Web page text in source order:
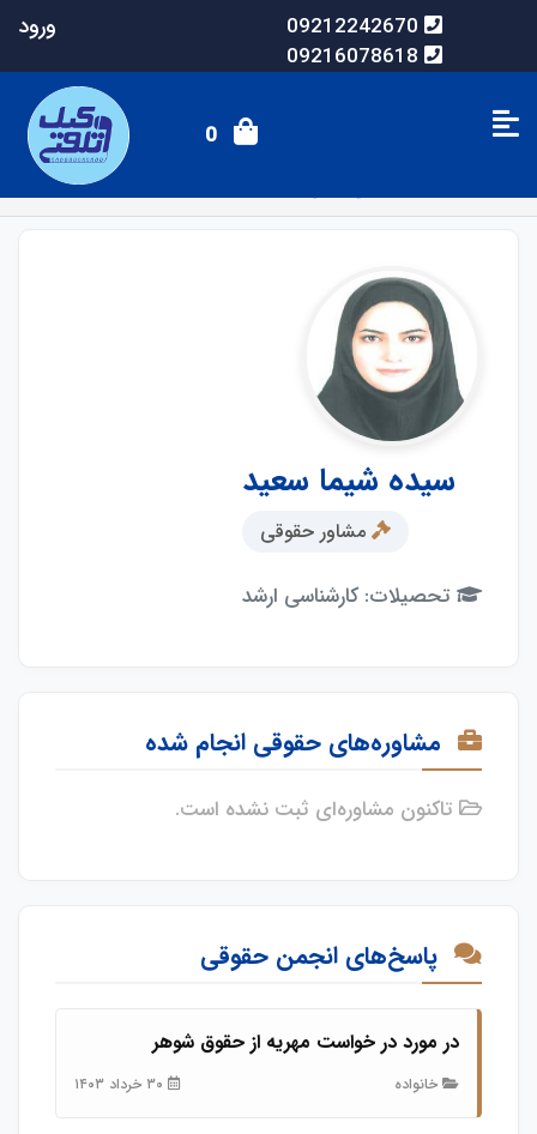
09212242670
09216078618
ورود
0
سیده شیما سعید
مشاور حقوقی
تحصیلات: کارشناسی ارشد
مشاوره‌های حقوقی انجام شده
تاکنون مشاوره‌ای ثبت نشده است.
پاسخ‌های انجمن حقوقی
در مورد در خواست مهریه از حقوق شوهر
خانواده